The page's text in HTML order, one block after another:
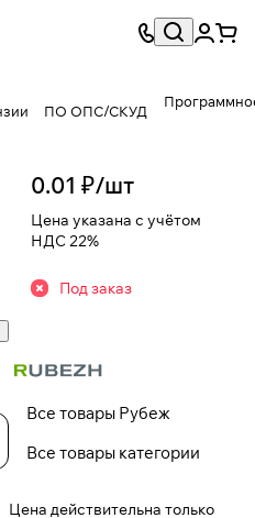
ПО ОПС/СКУД
0.01 ₽/шт
Цена указана с учётом
НДС 22%
Под заказ
Все товары Рубеж
Все товары категории
Цена действительна только